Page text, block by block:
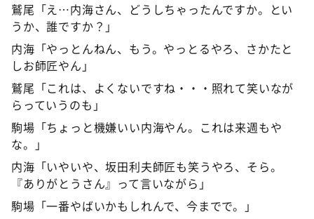
鷲尾「え…内海さん、どうしちゃったんですか。とい
うか、誰ですか？」
内海「やっとんねん、もう。やっとるやろ、さかたと
しお師匠やん」
鷲尾「これは、よくないですね・・・照れて笑いなが
らっていうのも」
駒場「ちょっと機嫌いい内海やん。これは来週もや
な。」
内海「いやいや、坂田利夫師匠も笑うやろ、そら。
『ありがとうさん』って言いながら」
駒場「一番やばいかもしれんで、今までで。」